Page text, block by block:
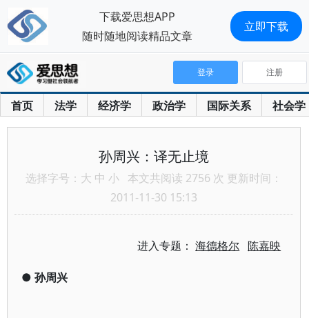
首页 法学 经济学 政治学 国际关系 社会学
登录 注册
孙周兴：译无止境
选择字号： 大 中 小 本文共阅读 2756 次 更新时间：
2011-11-30 15:13
进入专题：海德格尔 陈嘉映
● 孙周兴
下载爱思想APP
随时随地阅读精品文章
立即下载